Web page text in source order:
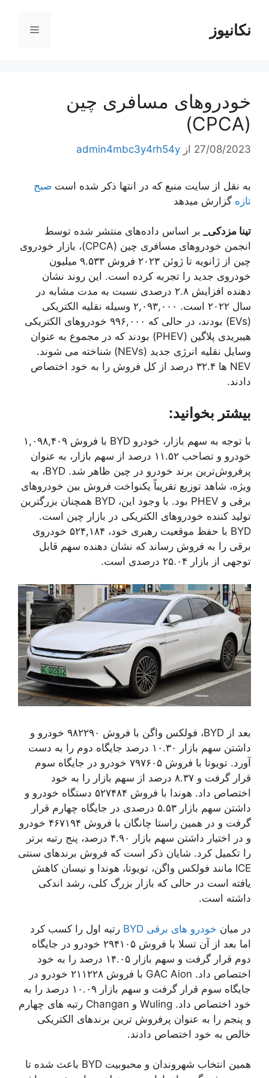
محتوانکانیوز فهرست
خودروهای مسافری چین
(CPCA)
27/08/2023 از admin4mbc3y4rh54y
به نقل از سایت منبع که در انتها ذکر شده است صبح
تازه گزارش میدهد
تینا مزدکی_ بر اساس داده‌های منتشر شده توسط
انجمن خودروهای مسافری چین (CPCA)، بازار خودروی
چین از ژانویه تا ژوئن ۲۰۲۳ فروش ۹.۵۳۳ میلیون
خودروی جدید را تجربه کرده است. این روند نشان
دهنده افزایش ۲.۸ درصدی نسبت به مدت مشابه در
سال ۲۰۲۲ است. ۲,۰۹۳,۰۰۰ وسیله نقلیه الکتریکی
(EVs) بودند، در حالی که ۹۹۶,۰۰۰ خودروهای الکتریکی
هیبریدی پلاگین (PHEV) بودند که در مجموع به عنوان
وسایل نقلیه انرژی جدید (NEVs) شناخته می شوند.
NEV ها ۳۲.۴ درصد از کل فروش را به خود اختصاص
دادند.
بیشتر بخوانید:
با توجه به سهم بازار، خودرو BYD با فروش ۱,۰۹۸,۴۰۹
خودرو و تصاحب ۱۱.۵۲ درصد از سهم بازار، به عنوان
پرفروش‌ترین برند خودرو در چین ظاهر شد. BYD، به
ویژه، شاهد توزیع تقریباً یکنواخت فروش بین خودروهای
برقی و PHEV بود. با وجود این، BYD همچنان بزرگترین
تولید کننده خودروهای الکتریکی در بازار چین است.
BYD با حفظ موقعیت رهبری خود، ۵۲۴,۱۸۴ خودروی
برقی را به فروش رساند که نشان دهنده سهم قابل
توجهی از بازار ۲۵.۰۴ درصدی است.
بعد از BYD، فولکس واگن با فروش ۹۸۲۲۹۰ خودرو و
داشتن سهم بازار ۱۰.۳۰ درصد جایگاه دوم را به دست
آورد. تویوتا با فروش ۷۹۷۶۰۵ خودرو در جایگاه سوم
قرار گرفت و ۸.۳۷ درصد از سهم بازار را به خود
اختصاص داد. هوندا با فروش ۵۲۷۴۸۴ دستگاه خودرو و
داشتن سهم بازار ۵.۵۳ درصدی در جایگاه چهارم قرار
گرفت و در همین راستا چانگان با فروش ۴۶۷۱۹۴ خودرو
و در اختیار داشتن سهم بازار ۴.۹۰ درصد، پنج رتبه برتر
را تکمیل کرد. شایان ذکر است که فروش برندهای سنتی
ICE مانند فولکس واگن، تویوتا، هوندا و نیسان کاهش
یافته است در حالی که بازار بزرگ کلی، رشد اندکی
داشته است.
در میان خودرو های برقی BYD
رتبه اول را کسب کرد
اما بعد از آن تسلا با فروش ۲۹۴۱۰۵ خودرو در جایگاه
دوم قرار گرفت و سهم بازار ۱۴.۰۵ درصد را به خود
اختصاص داد. GAC Aion با فروش ۲۱۱۲۲۸ خودرو در
جایگاه سوم قرار گرفت و سهم بازار ۱۰.۰۹ درصد را به
خود اختصاص داد. Wuling و Changan رتبه های چهارم
و پنجم را به عنوان پرفروش ترین برندهای الکتریکی
خالص به خود اختصاص دادند.
همین انتخاب شهروندان و محبوبیت BYD باعث شده تا